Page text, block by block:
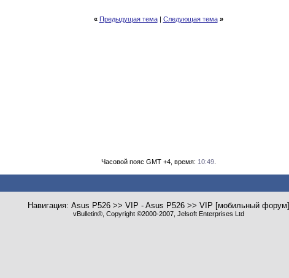
« Предыдущая тема| Следующая тема »
Часовой пояс GMT +4, время: 10:49.
Навигация: Asus P526 >> VIP - Asus P526 >> VIP [мобильный форум]
vBulletin®, Copyright ©2000-2007, Jelsoft Enterprises Ltd